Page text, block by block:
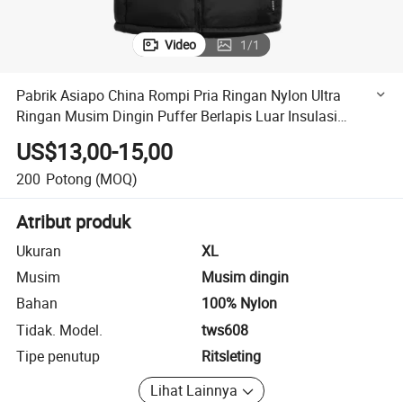
Video 1/1
Pabrik Asiapo China Rompi Pria Ringan Nylon Ultra
Ringan Musim Dingin Puffer Berlapis Luar Insulasi
Hangat Tahan Air Tahan Angin Logo Kustom
US$13,00-15,00
200 Potong (MOQ)
Atribut produk
Ukuran
XL
Musim
Musim dingin
Bahan
100% Nylon
Tidak. Model.
tws608
Tipe penutup
Ritsleting
Lihat Lainnya